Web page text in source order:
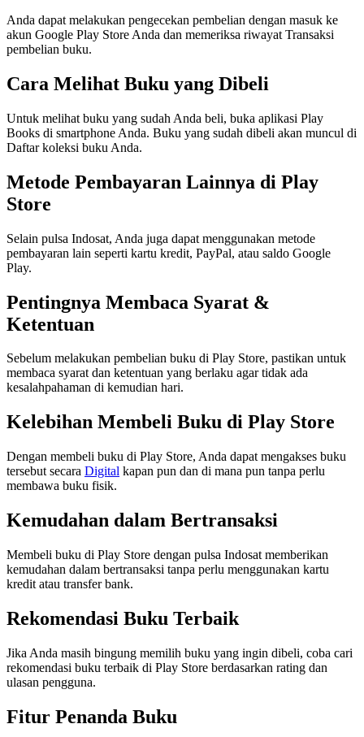
Anda dapat melakukan pengecekan pembelian dengan masuk ke
akun Google Play Store Anda dan memeriksa riwayat Transaksi
pembelian buku.
Cara Melihat Buku yang Dibeli
Untuk melihat buku yang sudah Anda beli, buka aplikasi Play
Books di smartphone Anda. Buku yang sudah dibeli akan muncul di
Daftar koleksi buku Anda.
Metode Pembayaran Lainnya di Play
Store
Selain pulsa Indosat, Anda juga dapat menggunakan metode
pembayaran lain seperti kartu kredit, PayPal, atau saldo Google
Play.
Pentingnya Membaca Syarat &
Ketentuan
Sebelum melakukan pembelian buku di Play Store, pastikan untuk
membaca syarat dan ketentuan yang berlaku agar tidak ada
kesalahpahaman di kemudian hari.
Kelebihan Membeli Buku di Play Store
Dengan membeli buku di Play Store, Anda dapat mengakses buku
tersebut secara Digital kapan pun dan di mana pun tanpa perlu
membawa buku fisik.
Kemudahan dalam Bertransaksi
Membeli buku di Play Store dengan pulsa Indosat memberikan
kemudahan dalam bertransaksi tanpa perlu menggunakan kartu
kredit atau transfer bank.
Rekomendasi Buku Terbaik
Jika Anda masih bingung memilih buku yang ingin dibeli, coba cari
rekomendasi buku terbaik di Play Store berdasarkan rating dan
ulasan pengguna.
Fitur Penanda Buku